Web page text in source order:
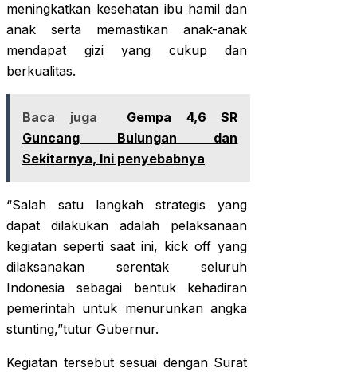
meningkatkan kesehatan ibu hamil dan
anak serta memastikan anak-anak
mendapat gizi yang cukup dan
berkualitas.
Baca juga
Gempa 4,6 SR
Guncang Bulungan dan
Sekitarnya, Ini penyebabnya
“Salah satu langkah strategis yang
dapat dilakukan adalah pelaksanaan
kegiatan seperti saat ini, kick off yang
dilaksanakan serentak seluruh
Indonesia sebagai bentuk kehadiran
pemerintah untuk menurunkan angka
stunting,”tutur Gubernur.
Kegiatan tersebut sesuai dengan Surat